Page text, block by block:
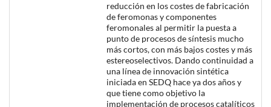
reducción en los costes de fabricación
de feromonas y componentes
feromonales al permitir la puesta a
punto de procesos de síntesis mucho
más cortos, con más bajos costes y más
estereoselectivos. Dando continuidad a
una línea de innovación sintética
iniciada en SEDQ hace ya dos años y
que tiene como objetivo la
implementación de procesos catalíticos